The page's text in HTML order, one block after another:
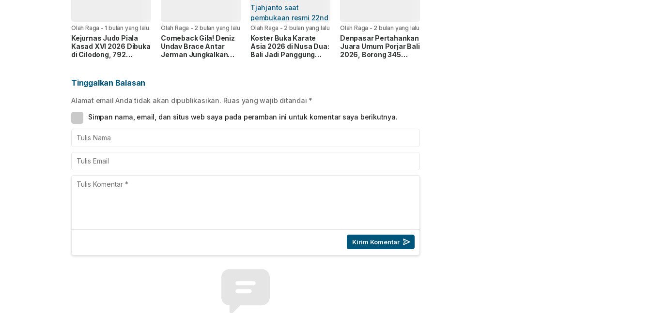
Olah Raga -1 bulan yang lalu
Kejurnas Judo Piala
Kasad XVI 2026 Dibuka
di Cilodong, 792
Olah Raga - 2 bulan yang lalu
Comeback Gila! Deniz
Undav Brace Antar
Jerman Jungkalkan
Olah Raga - 2 bulan yang lalu
Koster Buka Karate
Asia 2026 di Nusa Dua:
Bali Jadi Panggung
Olah Raga - 2 bulan yang lalu
Denpasar Pertahankan
Juara Umum Porjar Bali
2026, Borong 345
Tinggalkan Balasan
Alamat email Anda tidak akan dipublikasikan. Ruas yang wajib ditandai *
Simpan nama, email, dan situs web saya pada peramban ini untuk komentar saya berikutnya.